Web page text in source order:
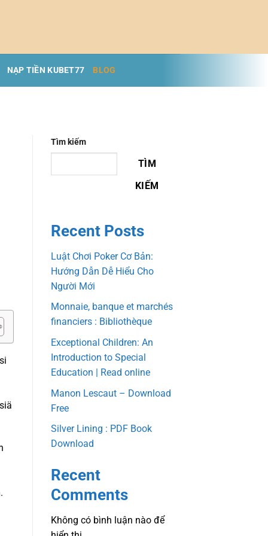
NẠP TIỀN KUBET77 BLOG
Tìm kiếm
TÌM
KIẾM
Recent Posts
Luật Chơi Poker Cơ Bản:
Hướng Dẫn Dễ Hiểu Cho
Người Mới
Monnaie, banque et marchés
financiers : Bibliothèque
Exceptional Children: An
Introduction to Special
Education | Read online
Manon Lescaut – Download
Free
Silver Lining : PDF Book
Download
Recent
Comments
Không có bình luận nào để